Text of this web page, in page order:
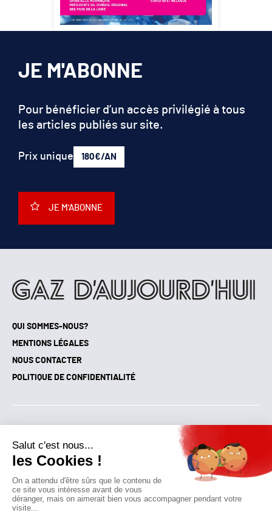
QUI SOMMES-NOUS?
MENTIONS LÉGALES
NOUS CONTACTER
POLITIQUE DE CONFIDENTIALITÉ
JE M'ABONNE
Pour bénéficier d’un accès privilégié à tous
les articles publiés sur site.
Prix unique 180€/AN
JE M'ABONNE